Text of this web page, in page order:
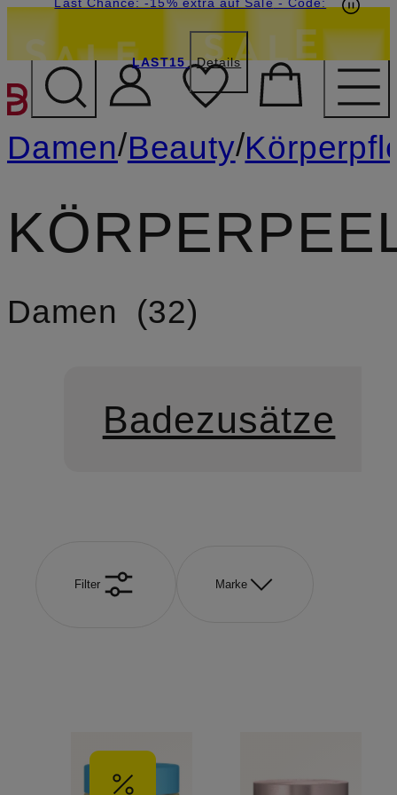
ZUM HAUPTINHALT
LAST15 Details
Damen/Beauty/
Damen 32
Badezusätze
Filter Marke